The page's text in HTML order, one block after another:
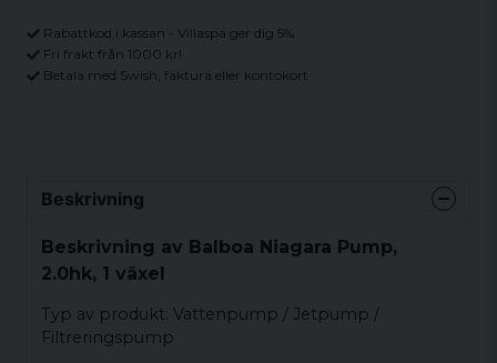
Rabattkod i kassan - Villaspa ger dig 5%
Fri frakt från 1000 kr!
Betala med Swish, faktura eller kontokort
Beskrivning
Beskrivning av Balboa Niagara Pump,
2.0hk, 1 växel
Typ av produkt: Vattenpump / Jetpump /
Filtreringspump